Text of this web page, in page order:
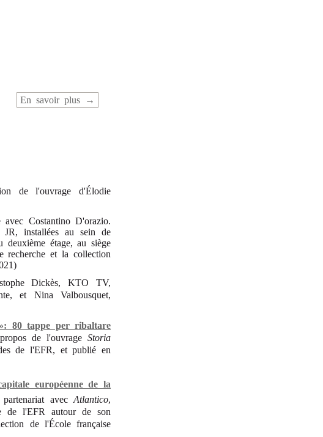
En savoir plus
de l'ouvrage d'Élodie
Costantino D'orazio.
JR, installées au sein de
étage, au siège
recherche et la collection
Dickès, KTO TV,
et Nina Valbousquet,
80 tappe per ribaltare
de l'ouvrage Storia
de l'EFR, et publié en
européenne de la
avecAtlantico,
de l'EFR autour de son
de l'École française